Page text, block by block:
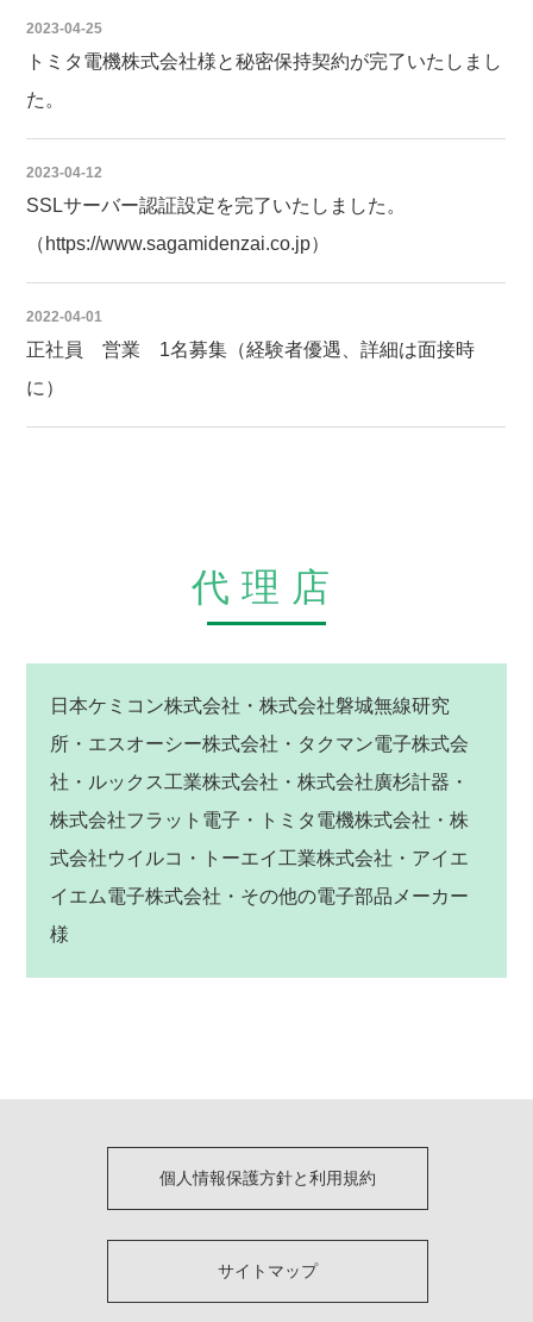
2023-04-25
トミタ電機株式会社様と秘密保持契約が完了いたしまし
た。
2023-04-12
SSLサーバー認証設定を完了いたしました。
（https://www.sagamidenzai.co.jp）
2022-04-01
正社員 営業 1名募集（経験者優遇、詳細は面接時
に）
代理店
日本ケミコン株式会社・株式会社磐城無線研究
所・エスオーシー株式会社・タクマン電子株式会
社・ルックス工業株式会社・株式会社廣杉計器・
株式会社フラット電子・トミタ電機株式会社・株
式会社ウイルコ・トーエイ工業株式会社・アイエ
イエム電子株式会社・その他の電子部品メーカー
様
個人情報保護方針と利用規約
サイトマップ